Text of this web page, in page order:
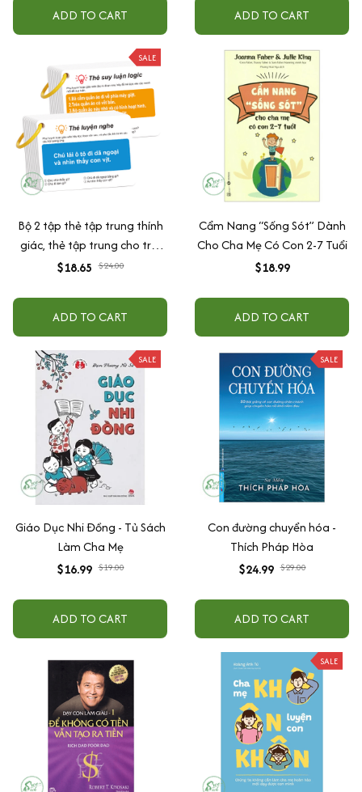
ADD TO CART ADD TO CART
SALE
Bộ 2 tập thẻ tập trung thính
giác, thẻ tập trung cho trẻ,
tương tác giữa cha mẹ và
$18.65 $24.00
ADD TO CART
Cẩm Nang “Sống Sót” Dành
Cho Cha Mẹ Có Con 2-7 Tuổi
$18.99
ADD TO CART
SALE
Giáo Dục Nhi Đồng - Tủ Sách
Làm Cha Mẹ
$16.99 $19.00
ADD TO CART
SALE
Con đường chuyển hóa -
Thích Pháp Hòa
$24.99 $29.00
ADD TO CART
SALE